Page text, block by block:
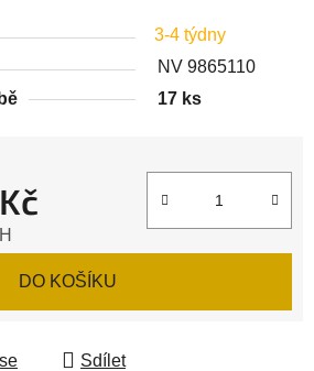
3-4 týdny
NV 9865110
17 ks
DO KOŠÍKU
Sdílet